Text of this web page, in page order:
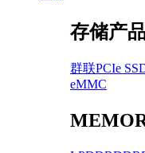
存储产
群联PCIe
eMMC